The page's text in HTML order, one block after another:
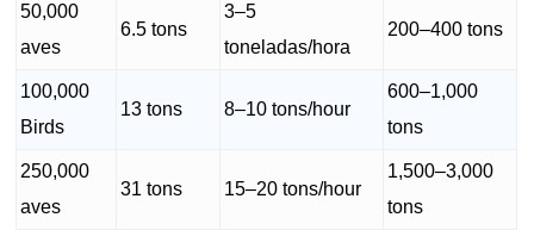
50,000
aves
6.5 tons
3–5
toneladas/hora
200–400 tons
100,000
Birds
13 tons 8–10 tons/hour
600–1,000
tons
250,000
aves
31 tons 15–20 tons/hour
1,500–3,000
tons